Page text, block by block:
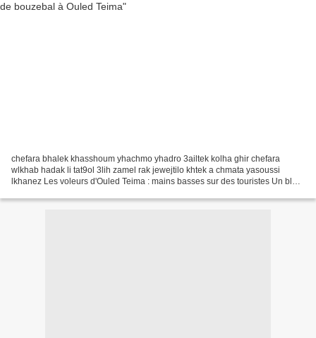
chefara bhalek khasshoum yhachmo yhadro 3ailtek kolha ghir chefara
wlkhab hadak li tat9ol 3lih zamel rak jewejtilo khtek a chmata yasoussi
lkhanez Les voleurs d'Ouled Teima : mains basses sur des touristes Un blog